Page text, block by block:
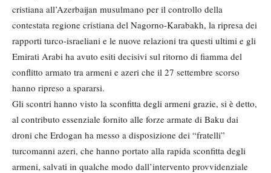
cristiana all’Azerbaijan musulmano per il controllo della
contestata regione cristiana del Nagorno-Karabakh, la ripresa dei
rapporti turco-israeliani e le nuove relazioni tra questi ultimi e gli
Emirati Arabi ha avuto esiti decisivi sul ritorno di fiamma del
conflitto armato tra armeni e azeri che il 27 settembre scorso
hanno ripreso a spararsi.
Gli scontri hanno visto la sconfitta degli armeni grazie, si è detto,
al contributo essenziale fornito alle forze armate di Baku dai
droni che Erdogan ha messo a disposizione dei “fratelli”
turcomanni azeri, che hanno portato alla rapida sconfitta degli
armeni, salvati in qualche modo dall’intervento provvidenziale